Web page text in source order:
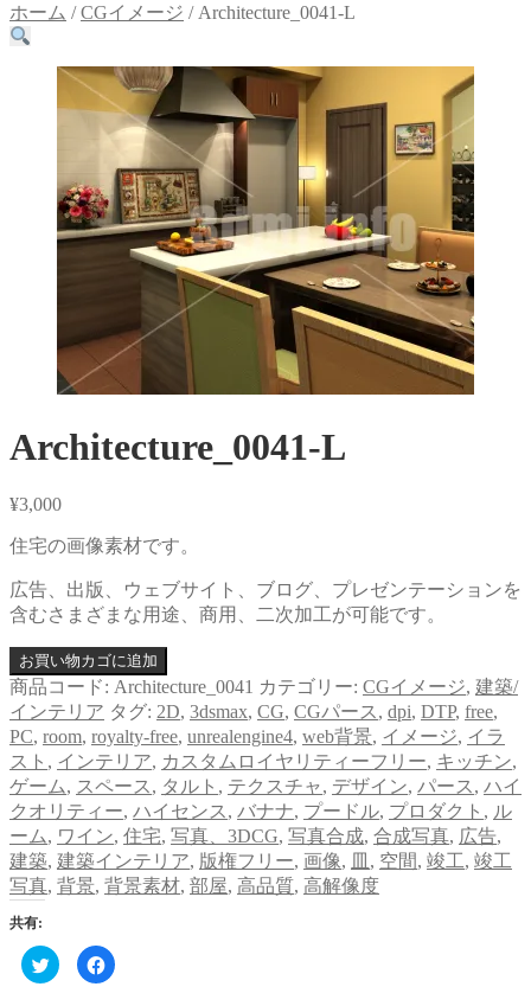
ホーム /CGイメージ / Architecture_0041-L
Architecture_0041-L
¥3,000
住宅の画像素材です。
広告、出版、ウェブサイト、ブログ、プレゼンテーションを
含むさまざまな用途、商用、二次加工が可能です。
お買い物カゴに追加
商品コード: Architecture_0041 カテゴリー: CGイメージ, 建築/
インテリア タグ: 2D, 3dsmax, CG, CGパース , dpi, DTP, free,
PC, room, royalty-free, unrealengine4, web背景, イメージ, イラ
スト , インテリア, カスタムロイヤリティーフリー, キッチン,
ゲーム, スペース , タルト , テクスチャ, デザイン, パース , ハイ
クオリティー, ハイセンス , バナナ, プードル, プロダクト , ル
ーム, ワイン, 住宅, 写真、3DCG, 写真合成, 合成写真, 広告,
建築, 建築インテリア, 版権フリー, 画像, 皿 , 空間, 竣工, 竣工
写真, 背景, 背景素材, 部屋, 高品質, 高解像度
共有:
ク
リ
Facebook
で